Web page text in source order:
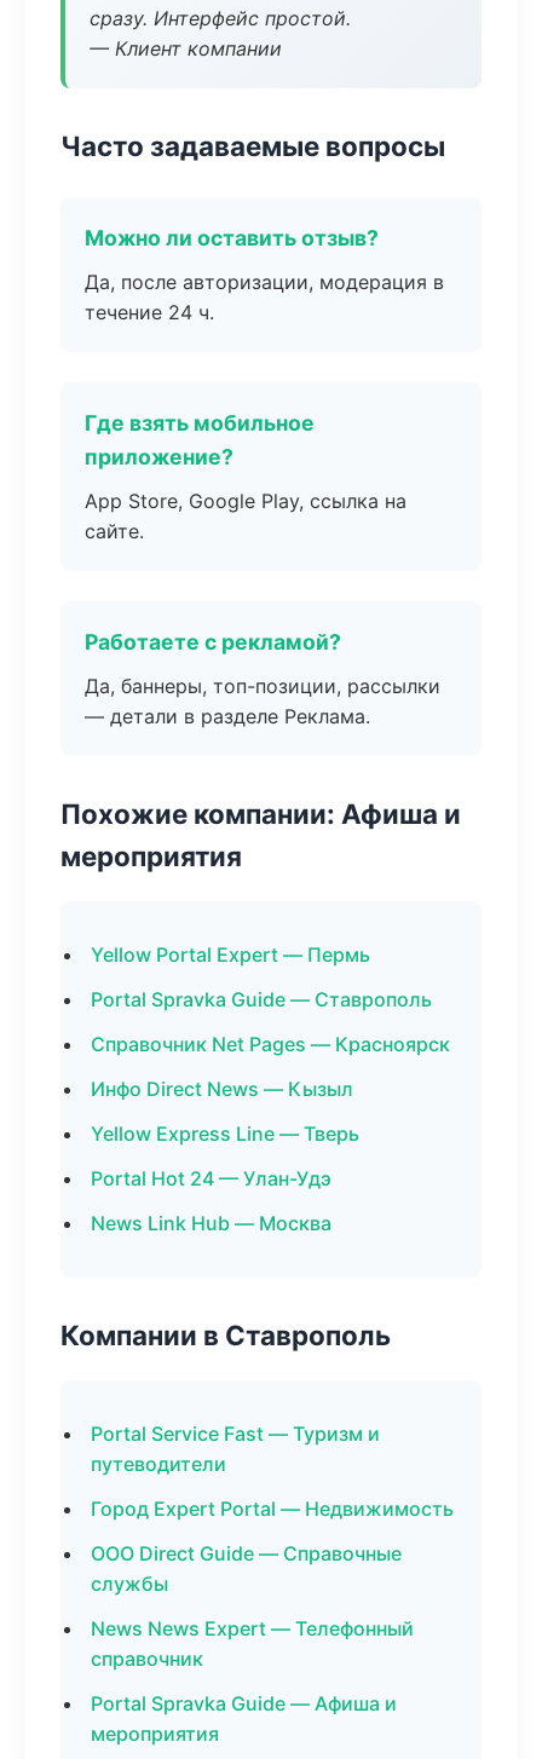
сразу. Интерфейс простой.
— Клиент компании
Часто задаваемые вопросы
Можно ли оставить отзыв?
Да, после авторизации, модерация в
течение 24 ч.
Где взять мобильное
приложение?
App Store, Google Play, ссылка на
сайте.
Работаете с рекламой?
Да, баннеры, топ-позиции, рассылки
— детали в разделе Реклама.
Похожие компании: Афиша и
мероприятия
Yellow Portal Expert — Пермь
Portal Spravka Guide — Ставрополь
Справочник Net Pages — Красноярск
Инфо Direct News — Кызыл
Yellow Express Line — Тверь
Portal Hot 24 — Улан-Удэ
News Link Hub — Москва
Компании в Ставрополь
Portal Service Fast — Туризм и
путеводители
Город Expert Portal — Недвижимость
ООО Direct Guide — Справочные
службы
News News Expert — Телефонный
справочник
Portal Spravka Guide — Афиша и
мероприятия